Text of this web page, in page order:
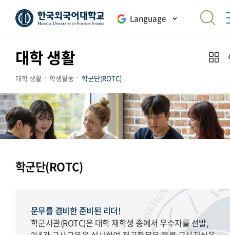
Language
대학 생활
대학 생활 학생활동 학군단(ROTC)
학군단(ROTC)
문무를 겸비한 준비된 리더!
학군사관(ROTC)은 대학 재학생 중에서 우수자를 선발,